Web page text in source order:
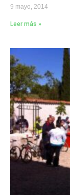
9 mayo, 2014
Leer más »